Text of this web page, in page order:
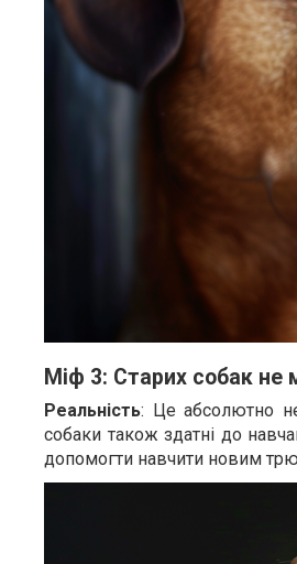
Міф 3: Старих собак
Реальність: Це абсолютно
собаки також здатні до
допомогти навчити новим